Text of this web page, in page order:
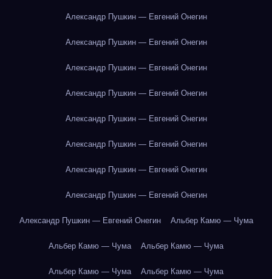
Александр Пушкин — Евгений Онегин
Александр Пушкин — Евгений Онегин
Александр Пушкин — Евгений Онегин
Александр Пушкин — Евгений Онегин
Александр Пушкин — Евгений Онегин
Александр Пушкин — Евгений Онегин
Александр Пушкин — Евгений Онегин
Александр Пушкин — Евгений Онегин
Александр Пушкин — Евгений Онегин Альбер Камю — Чума
Альбер Камю — Чума Альбер Камю — Чума
Альбер Камю — Чума Альбер Камю — Чума